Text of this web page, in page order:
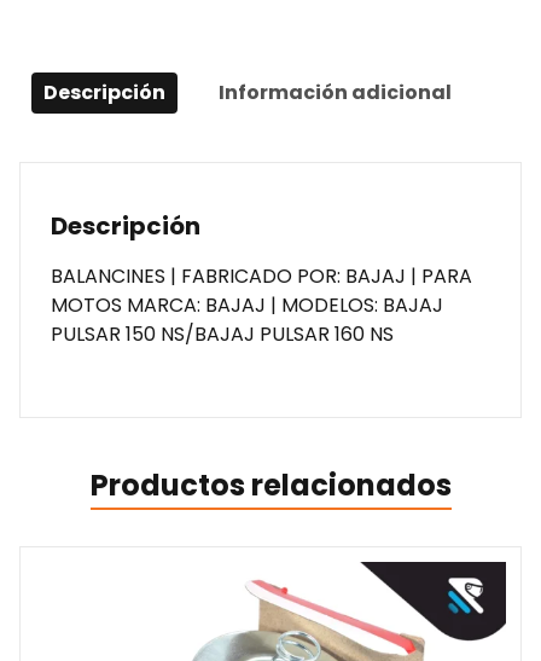
Descripción Información adicional
Descripción
BALANCINES | FABRICADO POR: BAJAJ | PARA
MOTOS MARCA: BAJAJ | MODELOS: BAJAJ
PULSAR 150 NS/BAJAJ PULSAR 160 NS
Productos relacionados